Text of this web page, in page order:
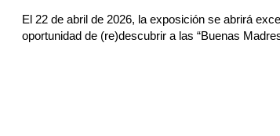
El 22 de abril de 2026, la exposición se abrirá
oportunidad de (re)descubrir a las “Buenas